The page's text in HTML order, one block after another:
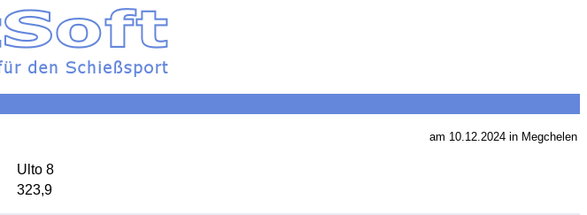
am 10.12.2024 in Megchelen
Ulto 8
323,9